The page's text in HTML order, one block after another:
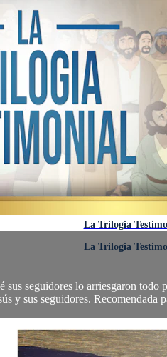
La Trilogia
La Trilogia
seguidores lo arriesgaron
y sus seguidores. Recomendada